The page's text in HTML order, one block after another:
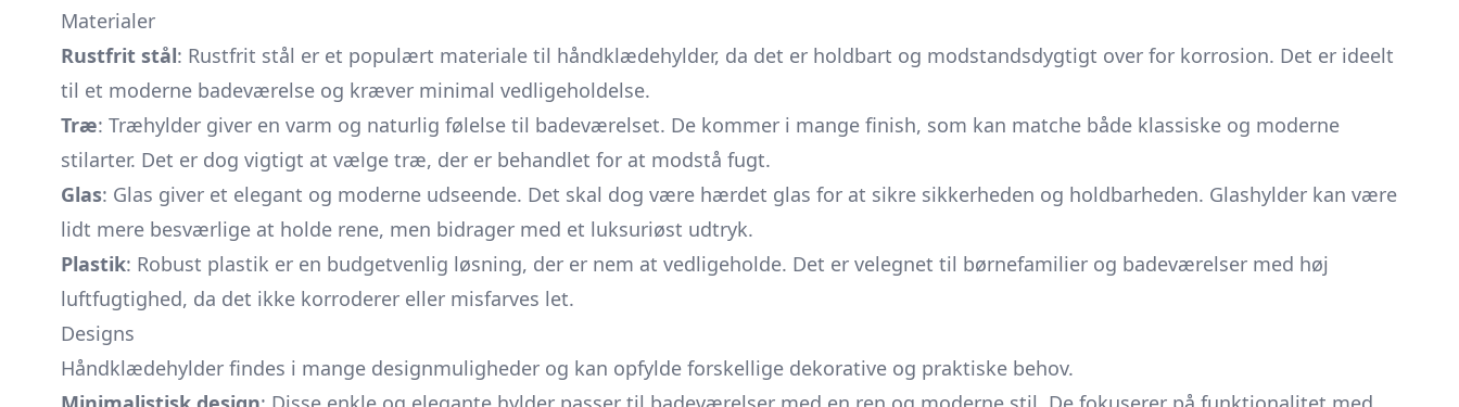
Materialer
Rustfrit stål: Rustfrit stål er et populært materiale til håndklædehylder, da det er holdbart og modstandsdygtigt over for korrosion. Det er ideelt
til et moderne badeværelse og kræver minimal vedligeholdelse.
Træ: Træhylder giver en varm og naturlig følelse til badeværelset. De kommer i mange finish, som kan matche både klassiske og moderne
stilarter. Det er dog vigtigt at vælge træ, der er behandlet for at modstå fugt.
Glas: Glas giver et elegant og moderne udseende. Det skal dog være hærdet glas for at sikre sikkerheden og holdbarheden. Glashylder kan være
lidt mere besværlige at holde rene, men bidrager med et luksuriøst udtryk.
Plastik: Robust plastik er en budgetvenlig løsning, der er nem at vedligeholde. Det er velegnet til børnefamilier og badeværelser med høj
luftfugtighed, da det ikke korroderer eller misfarves let.
Designs
Håndklædehylder findes i mange designmuligheder og kan opfylde forskellige dekorative og praktiske behov.